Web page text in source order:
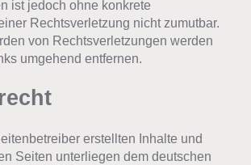
ist jedoch ohne konkrete
Rechtsverletzung nicht zumutbar.
von Rechtsverletzungen werden
umgehend entfernen.
erstellten Inhalte und
Seiten unterliegen dem deutschen